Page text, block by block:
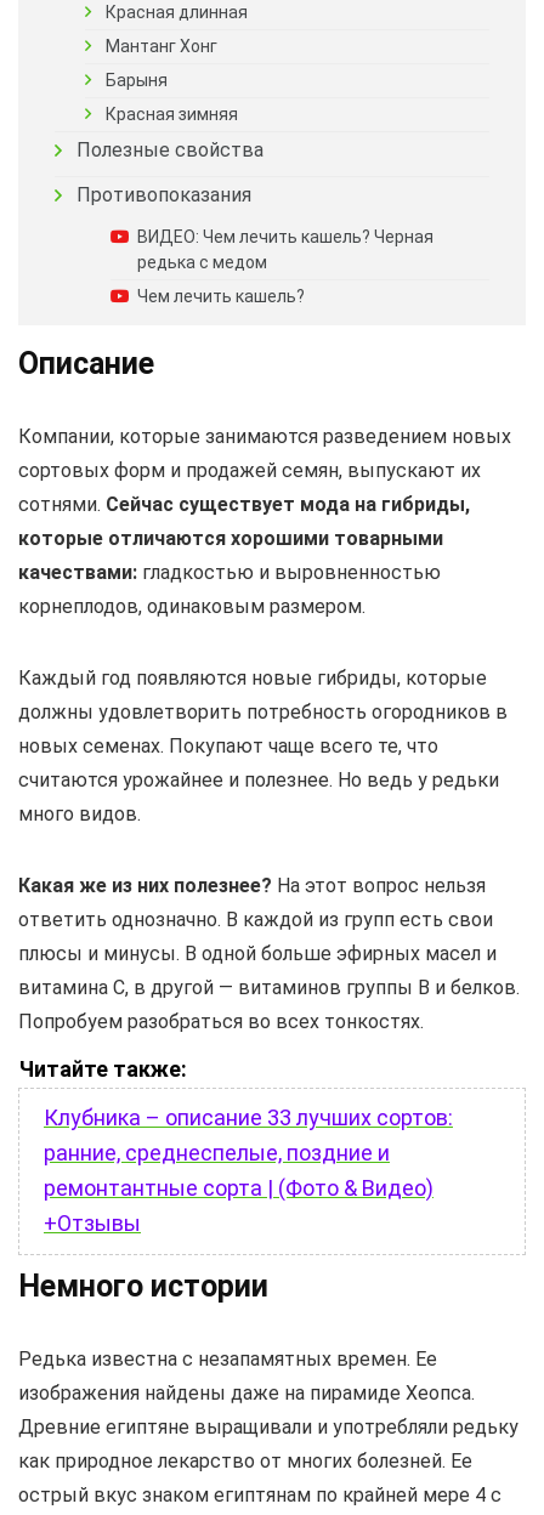
Красная длинная
Мантанг Хонг
Барыня
Красная зимняя
Полезные свойства
Противопоказания
ВИДЕО: Чем лечить кашель? Черная
редька с медом
Чем лечить кашель?
Описание
Компании, которые занимаются разведением новых
сортовых форм и продажей семян, выпускают их
сотнями. Сейчас существует мода на гибриды,
которые отличаются хорошими товарными
качествами: гладкостью и выровненностью
корнеплодов, одинаковым размером.
Каждый год появляются новые гибриды, которые
должны удовлетворить потребность огородников в
новых семенах. Покупают чаще всего те, что
считаются урожайнее и полезнее. Но ведь у редьки
много видов.
Какая же из них полезнее? На этот вопрос нельзя
ответить однозначно. В каждой из групп есть свои
плюсы и минусы. В одной больше эфирных масел и
витамина С, в другой — витаминов группы В и белков.
Попробуем разобраться во всех тонкостях.
Читайте также:
Клубника – описание 33 лучших сортов:
ранние, среднеспелые, поздние и
ремонтантные сорта | (Фото & Видео)
+Отзывы
Немного истории
Редька известна с незапамятных времен. Ее
изображения найдены даже на пирамиде Хеопса.
Древние египтяне выращивали и употребляли редьку
как природное лекарство от многих болезней. Ее
острый вкус знаком египтянам по крайней мере 4 с